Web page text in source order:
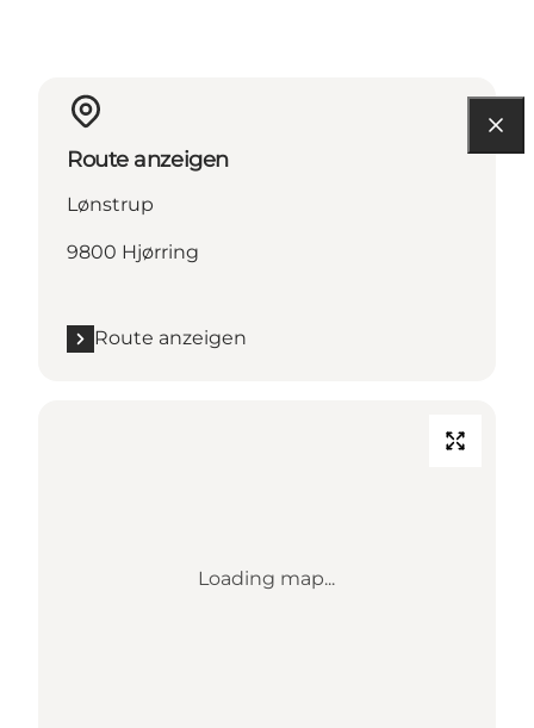
Route anzeigen
Lønstrup
9800 Hjørring
Route anzeigen
Loading map...